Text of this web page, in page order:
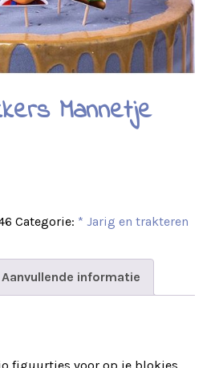
Mannetje
Categorie: * Jarig en trakteren
Aanvullende informatie